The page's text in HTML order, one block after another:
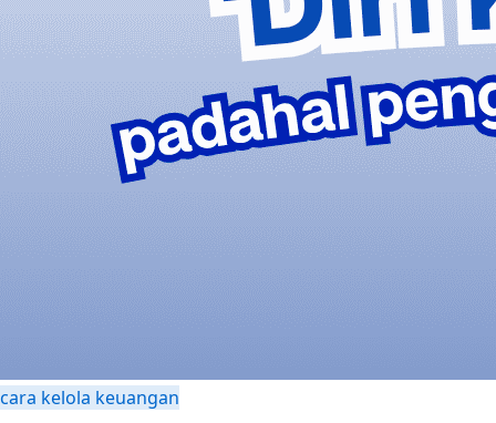
cara kelola keuangan